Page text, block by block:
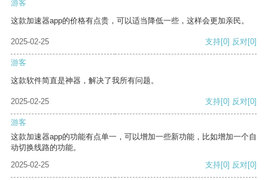
游客
这款加速器app的价格有点贵，可以适当降低一些，这样会更加亲民。
2025-02-25 支持[0] 反对[0]
游客
这款软件简直是神器，解决了我所有问题。
2025-02-25 支持[0] 反对[0]
游客
这款加速器app的功能有点单一，可以增加一些新功能，比如增加一个自
动切换线路的功能。
2025-02-25
支持[0] 反对[0]